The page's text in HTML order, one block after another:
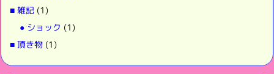
■ 雑記 (1)
● ショック (1)
■ 頂き物 (1)